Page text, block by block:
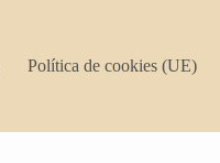
Política de cookies (UE)